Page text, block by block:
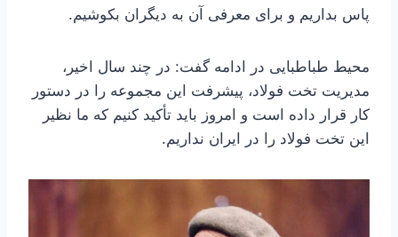
پاس بداریم و برای معرفی آن به دیگران بکوشیم.
محیط طباطبایی در ادامه گفت: در چند سال اخیر،
مدیریت تخت فولاد، پیشرفت این مجموعه را در دستور
کار قرار داده‌ است و امروز باید تأکید کنیم که ما نظیر
این تخت فولاد را در ایران نداریم.